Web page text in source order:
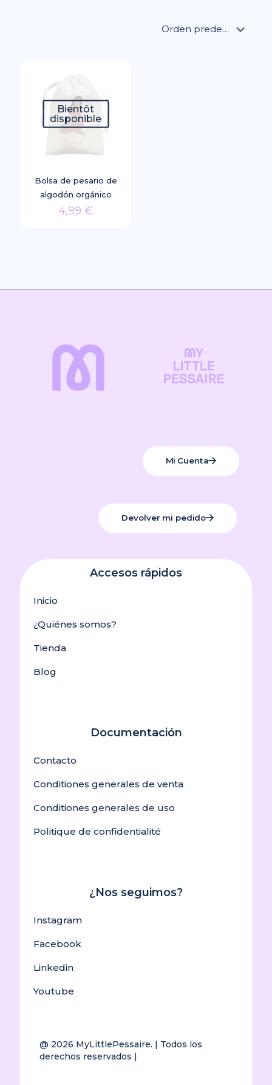
Bientôt
disponible
Bolsa de pesario de
algodón orgánico
4,99 €
Mi Cuenta
Devolver mi pedido
Accesos rápidos
Inicio
¿Quiénes somos?
Tienda
Blog
Documentación
Contacto
Conditiones generales de venta
Conditiones generales de uso
Politique de confidentialité
¿Nos seguimos?
Instagram
Facebook
Linkedin
Youtube
@ 2026 MyLittlePessaire. | Todos los
derechos reservados |